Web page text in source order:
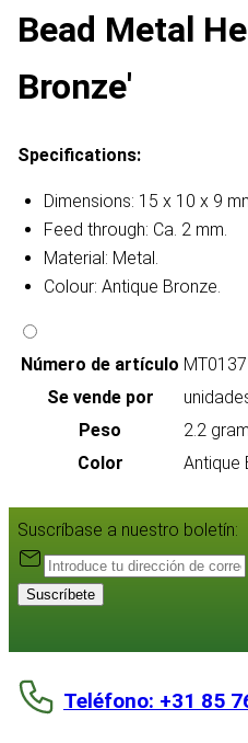
Bead Metal
Bronze'
Specifications:
Dimensions: 15 x 10 x 9
Feed through: Ca. 2 mm.
Material: Metal.
Colour: Antique Bronze.
Número de artículo
Se vende por
Peso
2.2
Color
Antique
Suscríbase a nuestro boletín:
Suscríbete
Teléfono: +31 85